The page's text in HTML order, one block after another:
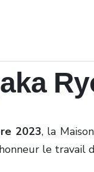
2023, la
le travail